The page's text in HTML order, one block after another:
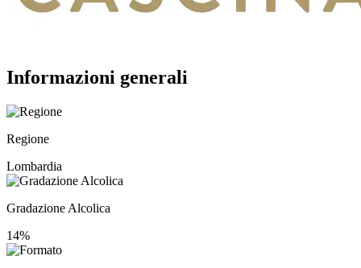
Informazioni generali
Regione
Lombardia
Gradazione Alcolica
14%